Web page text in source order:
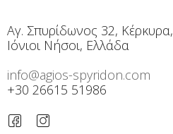
Αγ. Σπυρίδωνος 32, Κέρκυρα,
Ιόνιοι Νήσοι, Ελλάδα
info@agios-spyridon.com
+30 26615 51986